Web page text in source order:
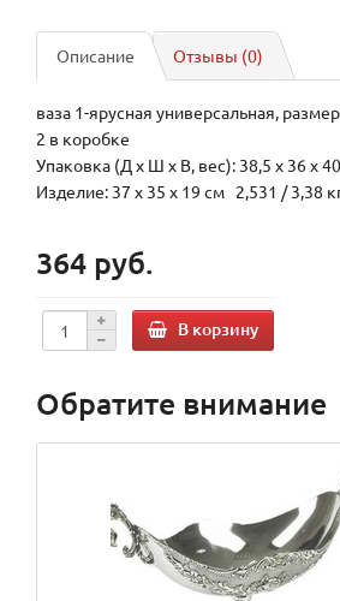
Описание Отзывы (0)
ваза 1-ярусная универсальная,
2 в коробке
Упаковка (Д х Ш х В, вес): 38,5 x 36 x
Изделие: 37 x 35 x 19 см 2,531 / 3,38
364 руб.
В корзину
Обратите внимание